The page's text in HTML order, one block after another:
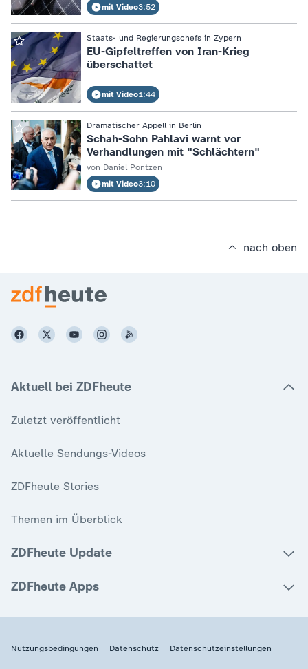
mit Video3:52
Staats- und Regierungschefs in Zypern
:
EU-Gipfeltreffen von Iran-Krieg
überschattet
mit Video1:44
Dramatischer Appell in Berlin
:
Schah-Sohn Pahlavi warnt vor
Verhandlungen mit "Schlächtern"
von Daniel Pontzen
mit Video3:10
nach oben
Aktuell bei ZDFheute
Zuletzt veröffentlicht
Aktuelle Sendungs-Videos
ZDFheute Stories
Themen im Überblick
ZDFheute Update
ZDFheute Apps
Nutzungsbedingungen Datenschutz Datenschutzeinstellungen